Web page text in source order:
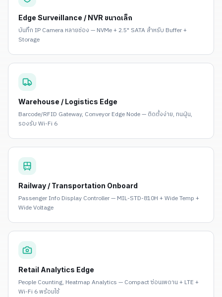
Edge Surveillance / NVR ขนาดเล็ก
บันทึก IP Camera หลายช่อง — NVMe + 2.5" SATA สำหรับ Buffer +
Storage
Warehouse / Logistics Edge
Barcode/RFID Gateway, Conveyor Edge Node — ติดตั้งง่าย, ทนฝุ่น,
รองรับ Wi-Fi 6
Railway / Transportation Onboard
Passenger Info Display Controller — MIL-STD-810H + Wide Temp +
Wide Voltage
Retail Analytics Edge
People Counting, Heatmap Analytics — Compact ซ่อนเพดาน + LTE +
Wi-Fi 6 พร้อมใช้